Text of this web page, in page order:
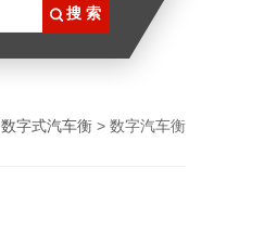
数字式汽车衡 > 数字汽车衡